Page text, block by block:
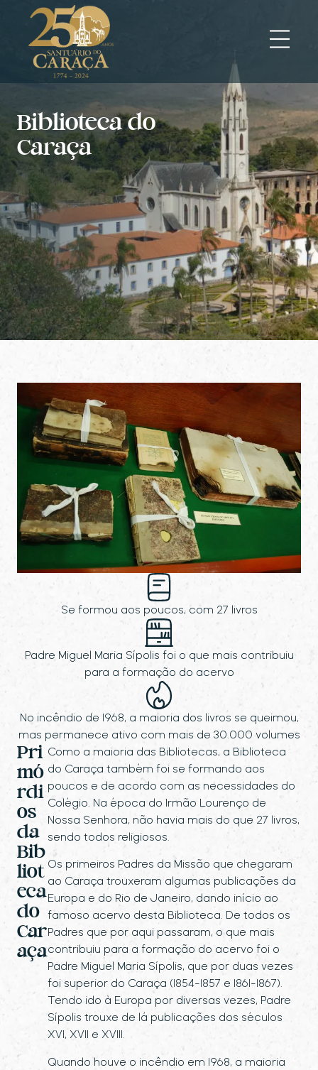
Biblioteca do
Caraça
Se formou aos poucos, com 27 livros
Padre Miguel Maria Sípolis foi o que mais contribuiu
para a formação do acervo
No incêndio de 1968, a maioria dos livros se queimou,
mas permanece ativo com mais de 30.000 volumes
Pri
mó
rdi
os
da
Bib
liot
eca
do
Car
aça
Como a maioria das Bibliotecas, a Biblioteca
do Caraça também foi se formando aos
poucos e de acordo com as necessidades do
Colégio. Na época do Irmão Lourenço de
Nossa Senhora, não havia mais do que 27 livros,
sendo todos religiosos.
Os primeiros Padres da Missão que chegaram
ao Caraça trouxeram algumas publicações da
Europa e do Rio de Janeiro, dando início ao
famoso acervo desta Biblioteca. De todos os
Padres que por aqui passaram, o que mais
contribuiu para a formação do acervo foi o
Padre Miguel Maria Sípolis, que por duas vezes
foi superior do Caraça (1854-1857 e 1861-1867).
Tendo ido à Europa por diversas vezes, Padre
Sípolis trouxe de lá publicações dos séculos
XVI, XVII e XVIII.
Quando houve o incêndio em 1968, a maioria